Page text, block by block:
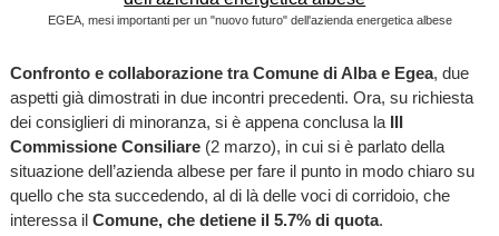
EGEA, mesi importanti per un "nuovo futuro" dell'azienda energetica albese
Confronto e collaborazione tra Comune di Alba e Egea, due
aspetti già dimostrati in due incontri precedenti. Ora, su richiesta
dei consiglieri di minoranza, si è appena conclusa la III
Commissione Consiliare(2 marzo), in cui si è parlato della
situazione dell’azienda albese per fare il punto in modo chiaro su
quello che sta succedendo, al di là delle voci di corridoio, che
interessa il Comune, che detiene il 5.7% di quota.